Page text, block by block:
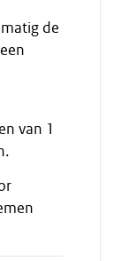
de
van 1